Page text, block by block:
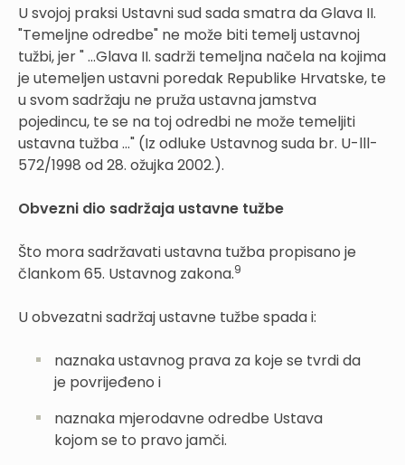
U svojoj praksi Ustavni sud sada smatra da Glava II.
"Temeljne odredbe" ne može biti temelj ustavnoj
tužbi, jer " ...Glava II. sadrži temeljna načela na kojima
je utemeljen ustavni poredak Republike Hrvatske, te
u svom sadržaju ne pruža ustavna jamstva
pojedincu, te se na toj odredbi ne može temeljiti
ustavna tužba ..." (Iz odluke Ustavnog suda br. U-lll-
572/1998 od 28. ožujka 2002.).
Obvezni dio sadržaja ustavne tužbe
Što mora sadržavati ustavna tužba propisano je
člankom 65. Ustavnog zakona.9
U obvezatni sadržaj ustavne tužbe spada i:
naznaka ustavnog prava za koje se tvrdi da
je povrijeđeno i
naznaka mjerodavne odredbe Ustava
kojom se to pravo jamči.